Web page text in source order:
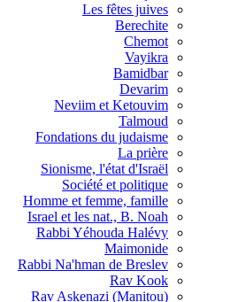
Les fêtes juives
Berechite
Chemot
Vayikra
Bamidbar
Devarim
Neviim et Ketouvim
Talmoud
Fondations du judaisme
La prière
Sionisme, l'état d'Israël
Société et politique
Homme et femme, famille
Israel et les nat., B. Noah
Rabbi Yéhouda Halévy
Maimonide
Rabbi Na'hman de Breslev
Rav Kook
(Rav Askenazi (Manitou